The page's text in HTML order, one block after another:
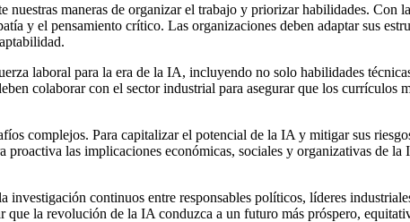
maneras de organizar el trabajo y priorizar habilidades. Con
y el pensamiento crítico. Las organizaciones deben adaptar sus
laboral para la era de la IA, incluyendo no solo habilidades
colaborar con el sector industrial para asegurar que los currículos
complejos. Para capitalizar el potencial de la IA y mitigar sus
las implicaciones económicas, sociales y organizativas de
continuos entre responsables políticos, líderes
que la revolución de la IA conduzca a un futuro más próspero,